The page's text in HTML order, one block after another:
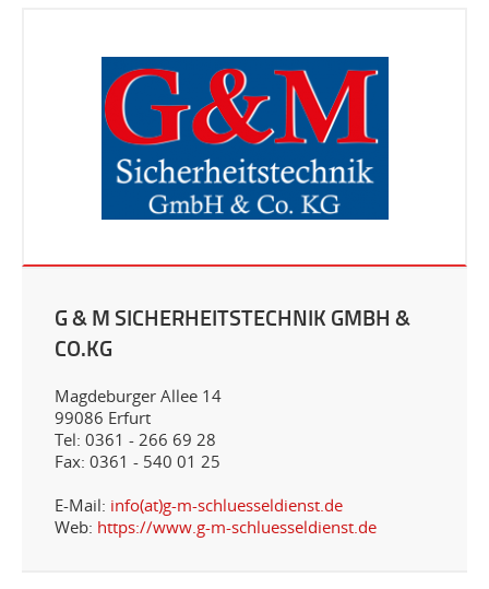
G & M SICHERHEITSTECHNIK GMBH &
CO.KG
Magdeburger Allee 14
99086 Erfurt
Tel: 0361 - 266 69 28
Fax: 0361 - 540 01 25
E-Mail: info(at)g-m-schluesseldienst.de
Web: https://www.g-m-schluesseldienst.de